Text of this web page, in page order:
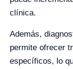
clínica.
Además,
permite ofrecer
específicos, lo